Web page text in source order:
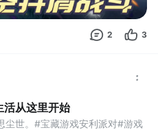
2 3
活从这里开始
尘世。#宝藏游戏安利派对#游戏